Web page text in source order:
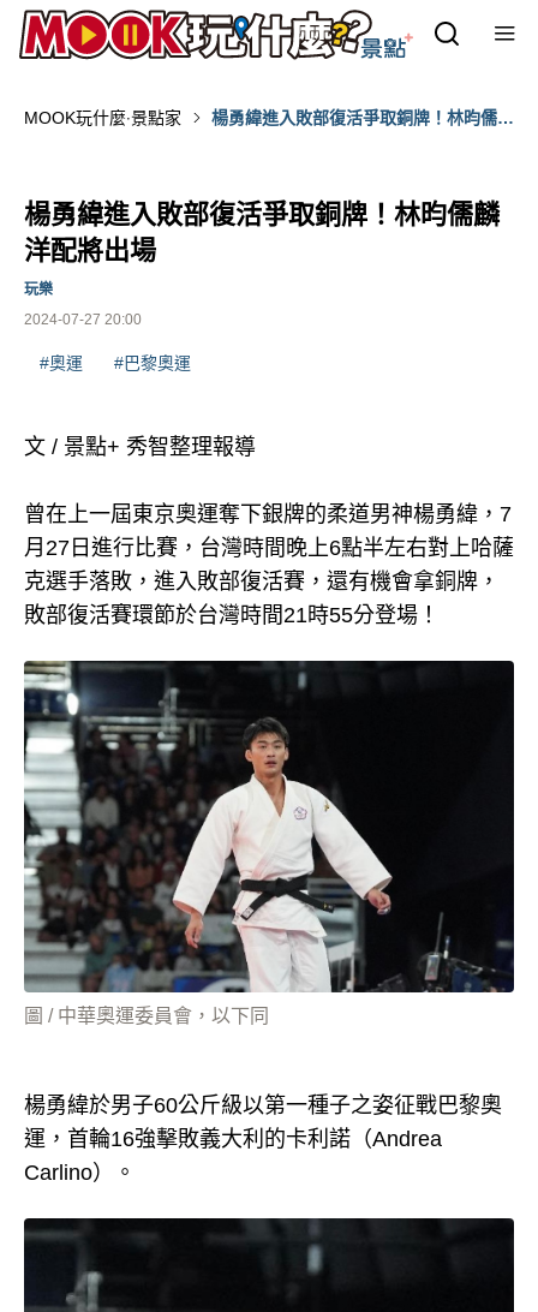
MOOK玩什麼‧景點家
楊勇緯進入敗部復活爭取銅牌！林昀儒麟
楊勇緯進入敗部復活爭取銅牌！林昀儒麟
洋配將出場
2024-07-27 20:00
玩樂
#奧運 #巴黎奧運
文 / 景點+ 秀智整理報導
曾在上一屆東京奧運奪下銀牌的柔道男神楊勇緯，7
月27日進行比賽，台灣時間晚上6點半左右對上哈薩
克選手落敗，進入敗部復活賽，還有機會拿銅牌，
敗部復活賽環節於台灣時間21時55分登場！
圖 / 中華奧運委員會，以下同
楊勇緯於男子60公斤級以第一種子之姿征戰巴黎奧
運，首輪16強擊敗義大利的卡利諾（Andrea
Carlino）。